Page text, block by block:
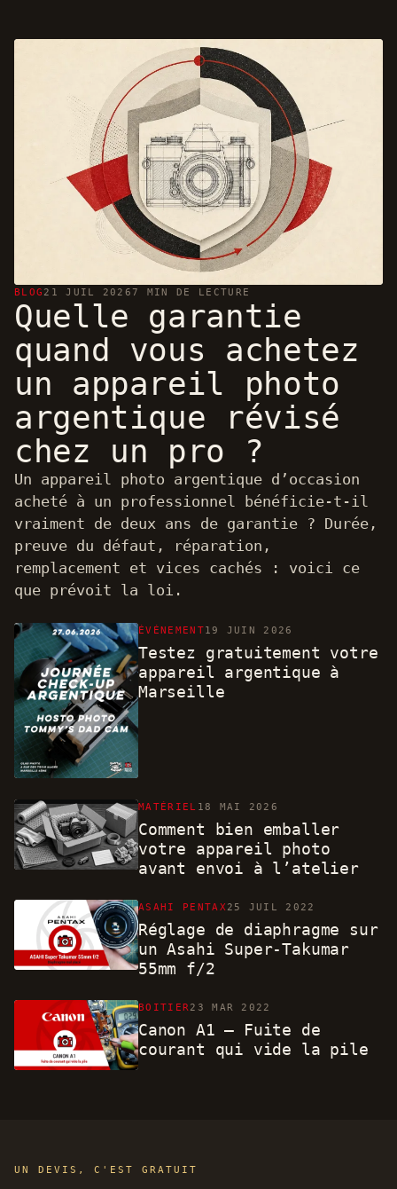
BLOG 21 JUIL 20267 MIN DE LECTURE
Quelle garantie
quand vous achetez
un appareil photo
argentique révisé
chez un pro ?
Un appareil photo argentique d’occasion
acheté à un professionnel bénéficie-t-il
vraiment de deux ans de garantie ? Durée,
preuve du défaut, réparation,
remplacement et vices cachés : voici ce
que prévoit la loi.
ÉVÉNEMENT19 JUIN 2026
Testez gratuitement votre
appareil argentique à
Marseille
MATÉRIEL 18 MAI 2026
Comment bien emballer
votre appareil photo
avant envoi à l’atelier
ASAHI PENTAX25 JUIL 2022
Réglage de diaphragme sur
un Asahi Super-Takumar
55mm f/2
BOITIER23 MAR 2022
Canon A1 – Fuite de
courant qui vide la pile
UN DEVIS, C'EST GRATUIT